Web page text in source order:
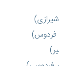
شیرازی)
فردوس)